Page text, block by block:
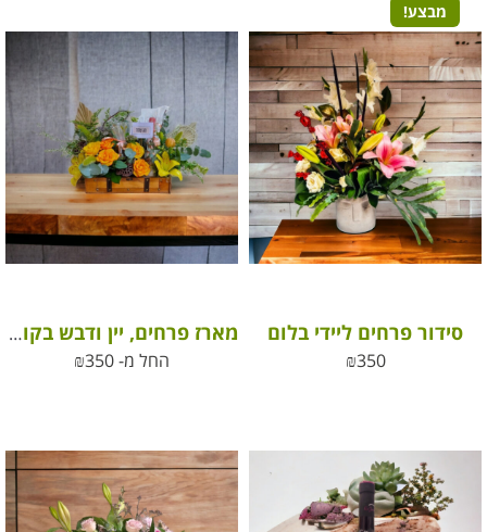
מבצע!
סידור פרחים ליידי בלום
₪350
מארז פרחים, יין ודבש בקופסת יין מהודרת
החל מ-
₪350